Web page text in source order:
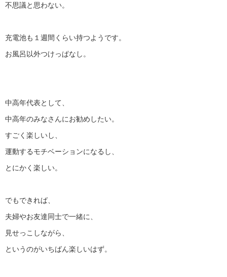
不思議と思わない。
充電池も１週間くらい持つようです。
お風呂以外つけっぱなし。
中高年代表として、
中高年のみなさんにお勧めしたい。
すごく楽しいし、
運動するモチベーションになるし、
とにかく楽しい。
でもできれば、
夫婦やお友達同士で一緒に、
見せっこしながら、
というのがいちばん楽しいはず。